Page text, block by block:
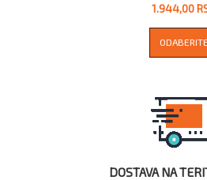
1.944,00
ODABERITE
DOSTAVA NA